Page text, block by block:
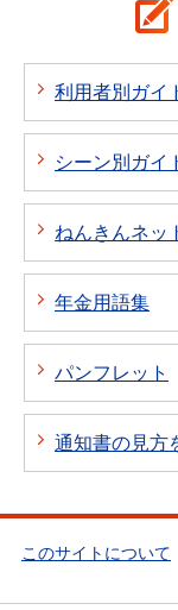
利用者別ガイ
シーン別ガイ
ねんきんネッ
年金用語集
パンフレット
通知書の見方
このサイトについて